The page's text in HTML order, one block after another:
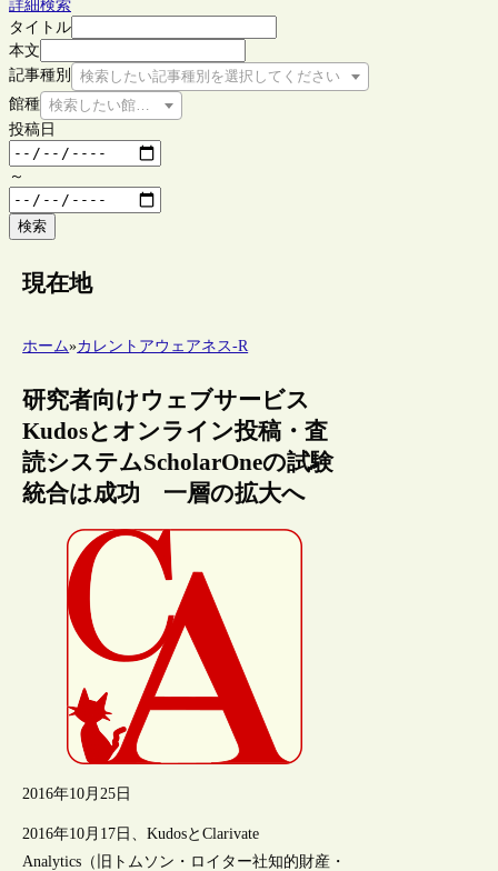
詳細検索
タイトル
本文
記事種別
検索したい記事種別を選択してください
館種 検索したい館種を選択してください
投稿日
～
検索
現在地
ホーム»カレントアウェアネス-R
研究者向けウェブサービス
Kudosとオンライン投稿・査
読システムScholarOneの試験
統合は成功 一層の拡大へ
2016年10月25日
2016年10月17日、KudosとClarivate
Analytics（旧トムソン・ロイター社知的財産・